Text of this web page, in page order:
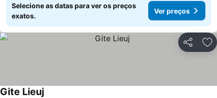
Selecione as datas para ver os preços
exatos.
Ver preços
Partilhar
Gite Lieuj